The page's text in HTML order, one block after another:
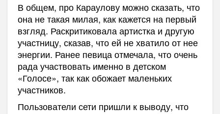
В общем, про Караулову можно сказать, что
она не такая милая, как кажется на первый
взгляд. Раскритиковала артистка и другую
участницу, сказав, что ей не хватило от нее
энергии. Ранее певица отмечала, что очень
рада участвовать именно в детском
«Голосе», так как обожает маленьких
участников.
Пользователи сети пришли к выводу, что